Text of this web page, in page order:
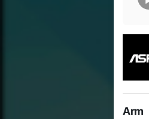
Arm